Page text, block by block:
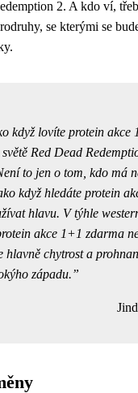
2. A kdo ví,
se kterými se
když lovíte protein akce
Red Dead
to jen o tom, kdo má
kdyžhledáte protein
hlavu. V týhle
akce 1+1 zdarma
hlavně chytrost a
západu.